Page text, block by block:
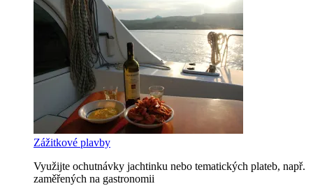
Zážitkové plavby
Využijte ochutnávky jachtinku nebo tematických plateb, např.
zaměřených na gastronomii